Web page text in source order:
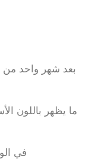
ما يظهر باللون
في الواقع ،